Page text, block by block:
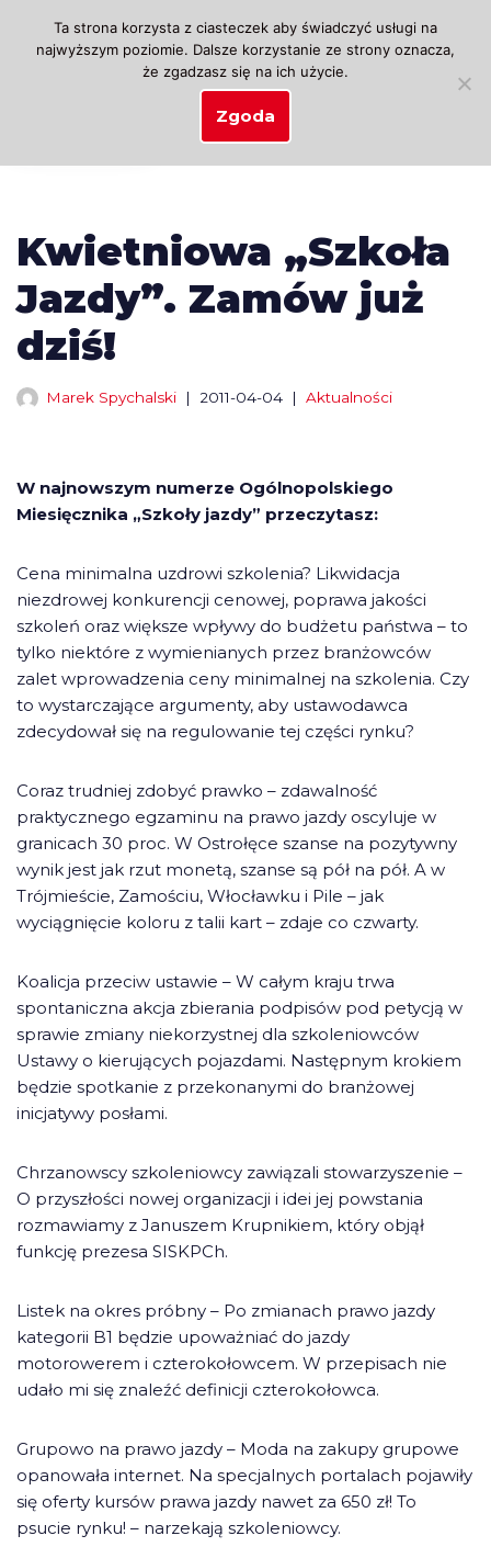
Przejdź
Kwietniowa „Szkoła
Jazdy”. Zamów już
dziś!
Marek Spychalski 2011-04-04 Aktualności
W najnowszym numerze Ogólnopolskiego
Miesięcznika „Szkoły jazdy” przeczytasz:
Cena minimalna uzdrowi szkolenia? Likwidacja
niezdrowej konkurencji cenowej, poprawa jakości
szkoleń oraz większe wpływy do budżetu państwa – to
tylko niektóre z wymienianych przez branżowców
zalet wprowadzenia ceny minimalnej na szkolenia. Czy
to wystarczające argumenty, aby ustawodawca
zdecydował się na regulowanie tej części rynku?
Coraz trudniej zdobyć prawko – zdawalność
praktycznego egzaminu na prawo jazdy oscyluje w
granicach 30 proc. W Ostrołęce szanse na pozytywny
wynik jest jak rzut monetą, szanse są pół na pół. A w
Trójmieście, Zamościu, Włocławku i Pile – jak
wyciągnięcie koloru z talii kart – zdaje co czwarty.
Koalicja przeciw ustawie – W całym kraju trwa
spontaniczna akcja zbierania podpisów pod petycją w
sprawie zmiany niekorzystnej dla szkoleniowców
Ustawy o kierujących pojazdami. Następnym krokiem
będzie spotkanie z przekonanymi do branżowej
inicjatywy posłami.
Chrzanowscy szkoleniowcy zawiązali stowarzyszenie –
O przyszłości nowej organizacji i idei jej powstania
rozmawiamy z Januszem Krupnikiem, który objął
funkcję prezesa SISKPCh.
Listek na okres próbny – Po zmianach prawo jazdy
kategorii B1 będzie upoważniać do jazdy
motorowerem i czterokołowcem. W przepisach nie
udało mi się znaleźć definicji czterokołowca.
Grupowo na prawo jazdy – Moda na zakupy grupowe
opanowała internet. Na specjalnych portalach pojawiły
się oferty kursów prawa jazdy nawet za 650 zł! To
psucie rynku! – narzekają szkoleniowcy.
Ta strona korzysta z ciasteczek aby świadczyć usługi na
najwyższym poziomie. Dalsze korzystanie ze strony oznacza,
że zgadzasz się na ich użycie.
Zgoda